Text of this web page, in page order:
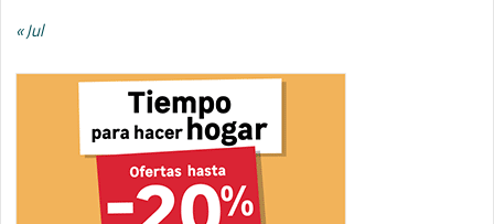
« Jul